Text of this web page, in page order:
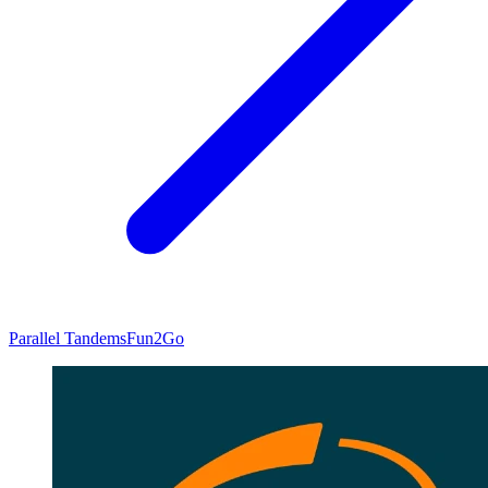
Parallel TandemsFun2Go